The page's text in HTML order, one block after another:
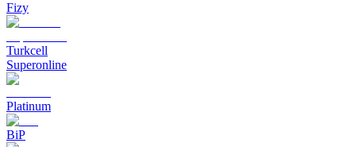
Fizy
Turkcell
Superonline
Platinum
BiP